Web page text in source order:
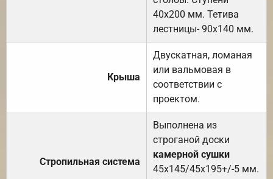
40х200 мм. Тетива
лестницы- 90х140 мм.
Крыша
Двускатная, ломаная
или вальмовая в
соответствии с
проектом.
Стропильная система
Выполнена из
строганой доски
камерной сушки
45х145/45х195+/-5 мм.